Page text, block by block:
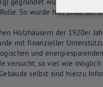
So wurde hier Ende der
Holzhäusern der 1920er
mit finanzieller
und
versucht, so viel wie
selbst sind hierzu